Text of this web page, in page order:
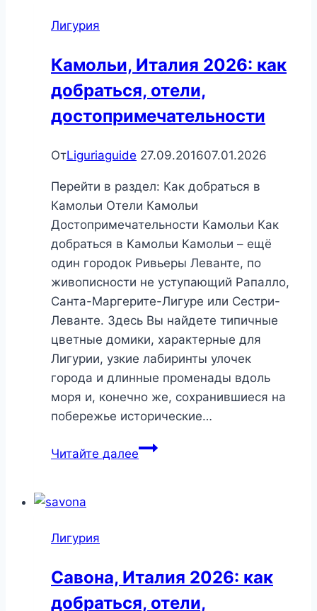
достопримечательности
Лигурия
Камольи, Италия 2026: как
добраться, отели,
достопримечательности
ОтLiguriaguide 27.09.201607.01.2026
Перейти в раздел: Как добраться в
Камольи Отели Камольи
Достопримечательности Камольи Как
добраться в Камольи Камольи – ещё
один городок Ривьеры Леванте, по
живописности не уступающий Рапалло,
Санта-Маргерите-Лигуре или Сестри-
Леванте. Здесь Вы найдете типичные
цветные домики, характерные для
Лигурии, узкие лабиринты улочек
города и длинные променады вдоль
моря и, конечно же, сохранившиеся на
побережье исторические…
Читайте далееКамольи,
Лигурия
Савона, Италия 2026: как
добраться, отели,